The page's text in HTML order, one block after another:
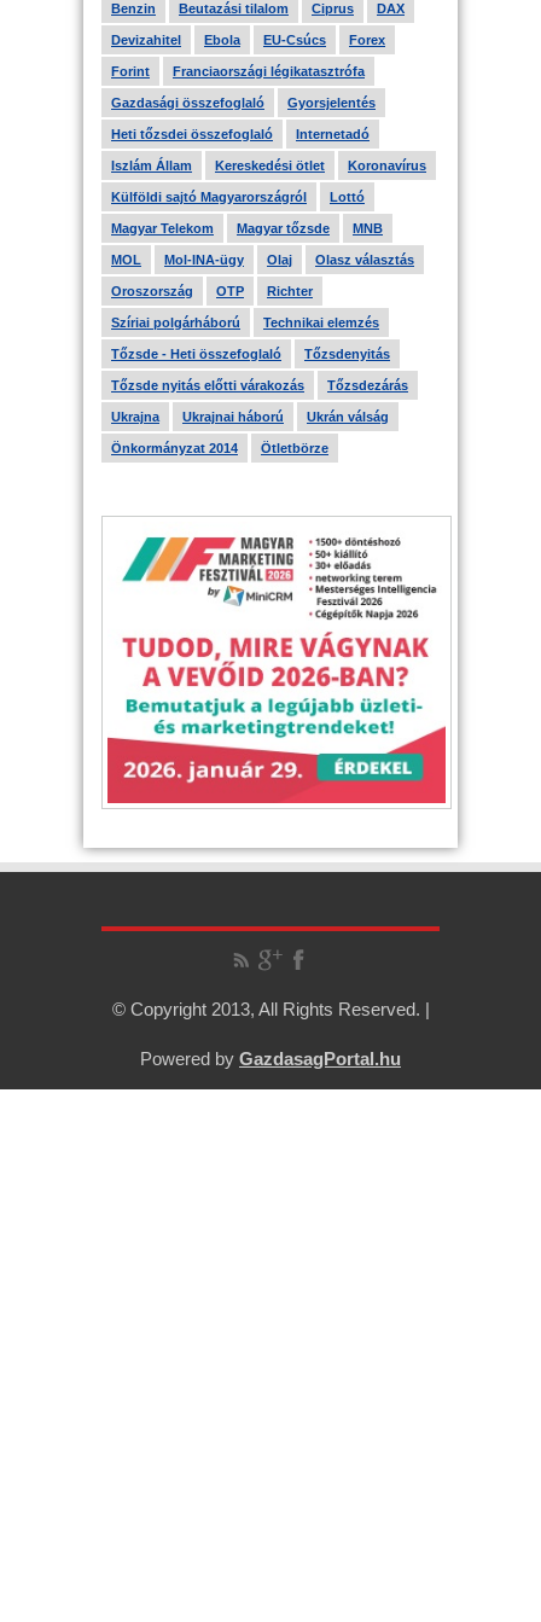
Benzin Beutazási tilalom Ciprus DAX
Devizahitel Ebola EU-Csúcs Forex
Forint Franciaországi légikatasztrófa
Gazdasági összefoglaló Gyorsjelentés
Heti tőzsdei összefoglaló Internetadó
Iszlám Állam Kereskedési ötlet Koronavírus
Külföldi sajtó Magyarországról Lottó
Magyar Telekom Magyar tőzsde MNB
MOL Mol-INA-ügy Olaj Olasz választás
Oroszország OTP Richter
Szíriai polgárháború Technikai elemzés
Tőzsde - Heti összefoglaló Tőzsdenyitás
Tőzsde nyitás előtti várakozás Tőzsdezárás
Ukrajna Ukrajnai háború Ukrán válság
Önkormányzat 2014 Ötletbörze
© Copyright 2013, All Rights Reserved. |
Powered by GazdasagPortal.hu